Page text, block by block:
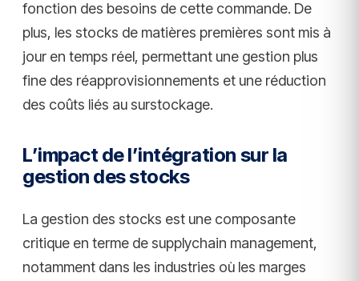
fonction des besoins de cette commande. De
plus, les stocks de matières premières sont mis à
jour en temps réel, permettant une gestion plus
fine des réapprovisionnements et une réduction
des coûts liés au surstockage.
L’impact de l’intégration sur la
gestion des stocks
La gestion des stocks est une composante
critique en terme de supplychain management,
notamment dans les industries où les marges